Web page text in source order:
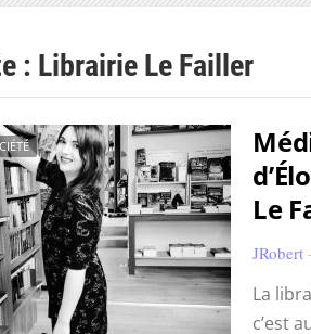
: Librairie Le Failler
Le
JRobert
La
c’est